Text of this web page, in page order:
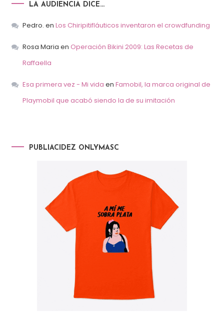
LA AUDIENCIA DICE…
Pedro. en Los Chiripitifláuticos inventaron el crowdfunding
Rosa Maria en Operación Bikini 2009: Las Recetas de
Raffaella
Esa primera vez - Mi vida en Famobil, la marca original de
Playmobil que acabó siendo la de su imitación
PUBLIACIDEZ ONLYMASC